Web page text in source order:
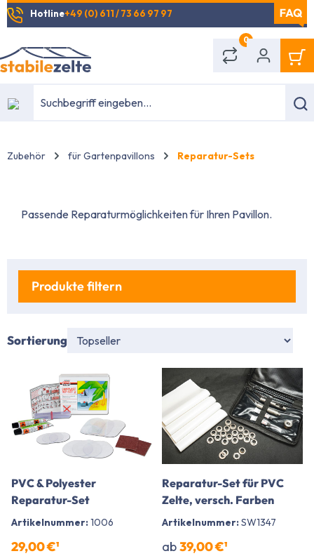
springen
Hotline+49 (0) 611 / 73 66 97 97
0
Zubehör für Gartenpavillons Reparatur-Sets
Passende Reparaturmöglichkeiten für Ihren Pavillon.
Produkte filtern
Sortierung
PVC & Polyester
Reparatur-Set
Artikelnummer:1006
29,00 €¹
Reparatur-Set für PVC
Zelte, versch. Farben
Artikelnummer:SW1347
ab39,00 €¹